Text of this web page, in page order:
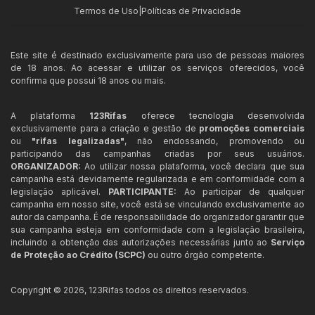
Termos de Uso Políticas de Privacidade
Este site é destinado exclusivamente para uso de pessoas maiores
de 18 anos. Ao acessar e utilizar os serviços oferecidos, você
confirma que possui 18 anos ou mais.
A plataforma 123Rifas oferece tecnologia desenvolvida
exclusivamente para a criação e gestão de promoções comerciais
ou "rifas legalizadas", não endossando, promovendo ou
participando das campanhas criadas por seus usuários.
ORGANIZADOR: Ao utilizar nossa plataforma, você declara que sua
campanha está devidamente regularizada e em conformidade com a
legislação aplicável. PARTICIPANTE: Ao participar de qualquer
campanha em nosso site, você está se vinculando exclusivamente ao
autor da campanha. É de responsabilidade do organizador garantir que
sua campanha esteja em conformidade com a legislação brasileira,
incluindo a obtenção das autorizações necessárias junto ao Serviço
de Proteção ao Crédito (SCPC) ou outro órgão competente.
Copyright © 2026, 123Rifas todos os direitos reservados.